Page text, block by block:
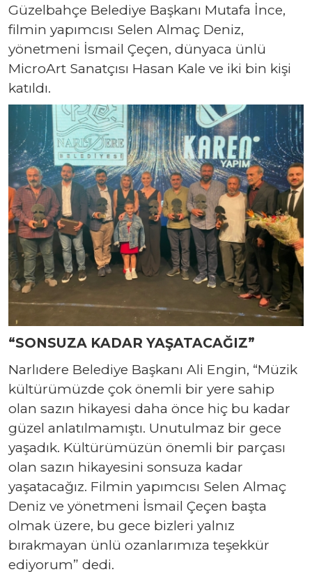
Güzelbahçe Belediye Başkanı Mutafa İnce,
filmin yapımcısı Selen Almaç Deniz,
yönetmeni İsmail Çeçen, dünyaca ünlü
MicroArt Sanatçısı Hasan Kale ve iki bin kişi
katıldı.
“SONSUZA KADAR YAŞATACAĞIZ”
Narlıdere Belediye Başkanı Ali Engin, “Müzik
kültürümüzde çok önemli bir yere sahip
olan sazın hikayesi daha önce hiç bu kadar
güzel anlatılmamıştı. Unutulmaz bir gece
yaşadık. Kültürümüzün önemli bir parçası
olan sazın hikayesini sonsuza kadar
yaşatacağız. Filmin yapımcısı Selen Almaç
Deniz ve yönetmeni İsmail Çeçen başta
olmak üzere, bu gece bizleri yalnız
bırakmayan ünlü ozanlarımıza teşekkür
ediyorum” dedi.